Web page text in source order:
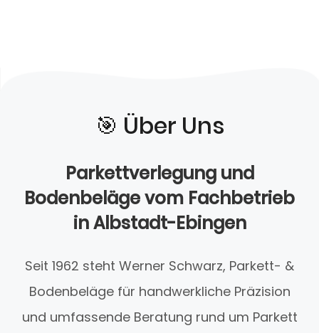
🎯️ Über Uns
Parkettverlegung und
Bodenbeläge vom Fachbetrieb
in Albstadt-Ebingen
Seit 1962 steht Werner Schwarz, Parkett- &
Bodenbeläge für handwerkliche Präzision
und umfassende Beratung rund um Parkett